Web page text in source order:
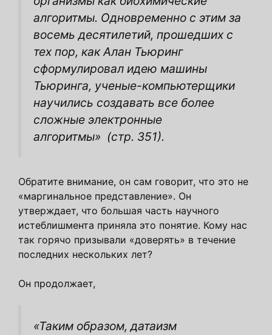
алгоритмы. Одновременно с этим за
восемь десятилетий, прошедших с
тех пор, как Алан Тьюринг
сформулировал идею машины
Тьюринга, ученые-компьютерщики
научились создавать все более
сложные электронные
алгоритмы» (стр. 351).
Обратите внимание, он сам говорит, что это не
«маргинальное представление». Он
утверждает, что большая часть научного
истеблишмента приняла это понятие. Кому нас
так горячо призывали «доверять» в течение
последних нескольких лет?
Он продолжает,
«Таким образом, датаизм